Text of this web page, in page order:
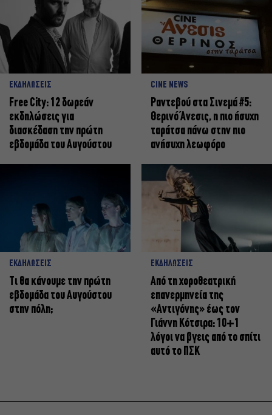
ΕΚΔΗΛΩΣΕΙΣ
Free City: 12 δωρεάν
εκδηλώσεις για
διασκέδαση την πρώτη
εβδομάδα του Αυγούστου
CINE NEWS
Ραντεβού στα Σινεμά #5:
Θερινό Άνεσις, η πιο ήσυχη
ταράτσα πάνω στην πιο
ανήσυχη λεωφόρο
ΕΚΔΗΛΩΣΕΙΣ
Τι θα κάνουμε την πρώτη
εβδομάδα του Αυγούστου
στην πόλη;
ΕΚΔΗΛΩΣΕΙΣ
Από τη χοροθεατρική
επανερμηνεία της
«Αντιγόνης» έως τον
Γιάννη Κότσιρα: 10+1
λόγοι να βγεις από το σπίτι
αυτό το ΠΣΚ